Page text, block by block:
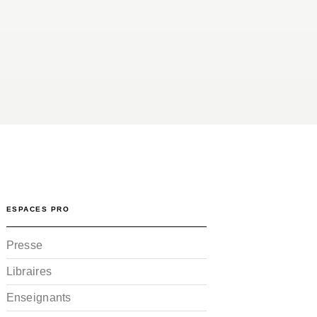
ESPACES PRO
Presse
Libraires
Enseignants